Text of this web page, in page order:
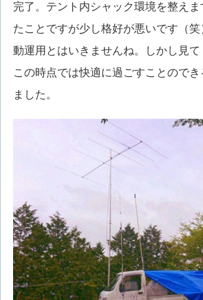
完了。テント内シャック環境を整え
たことですが少し格好が悪いです（
動運用とはいきませんね。しかし見て
この時点では快適に過ごすことので
ました。